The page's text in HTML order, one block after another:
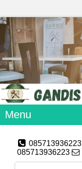
Menu
085713936223
085713936223